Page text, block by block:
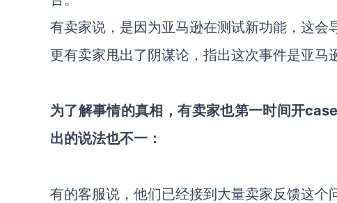
有卖家说，是因为亚马逊在测试新功能，这会
更有卖家甩出了阴谋论，指出这次事件是亚马
为了解事情的真相，有卖家也第一时间开
出的说法也不一：
有的客服说，他们已经接到大量卖家反馈这